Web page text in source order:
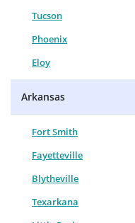
Tucson
Phoenix
Eloy
Arkansas
Fort Smith
Fayetteville
Blytheville
Texarkana